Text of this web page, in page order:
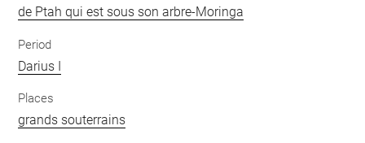
de Ptah qui est sous son arbre-Moringa
Period
Darius I
Places
grands souterrains